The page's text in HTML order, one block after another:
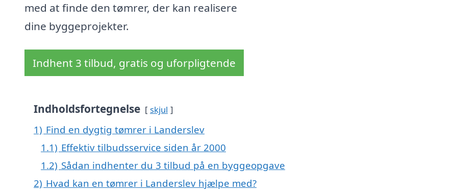
med at finde den tømrer, der kan realisere
dine byggeprojekter.
Indhent 3 tilbud, gratis og uforpligtende
Indholdsfortegnelse skjul
1) Find en dygtig tømrer i Landerslev
1.1) Effektiv tilbudsservice siden år 2000
1.2) Sådan indhenter du 3 tilbud på en byggeopgave
2) Hvad kan en tømrer i Landerslev hjælpe med?